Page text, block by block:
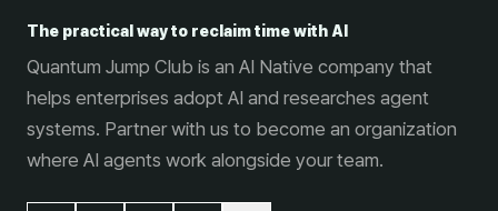
The practical way to reclaim time with AI
Quantum Jump Club is an AI Native company that
helps enterprises adopt AI and researches agent
systems. Partner with us to become an organization
where AI agents work alongside your team.